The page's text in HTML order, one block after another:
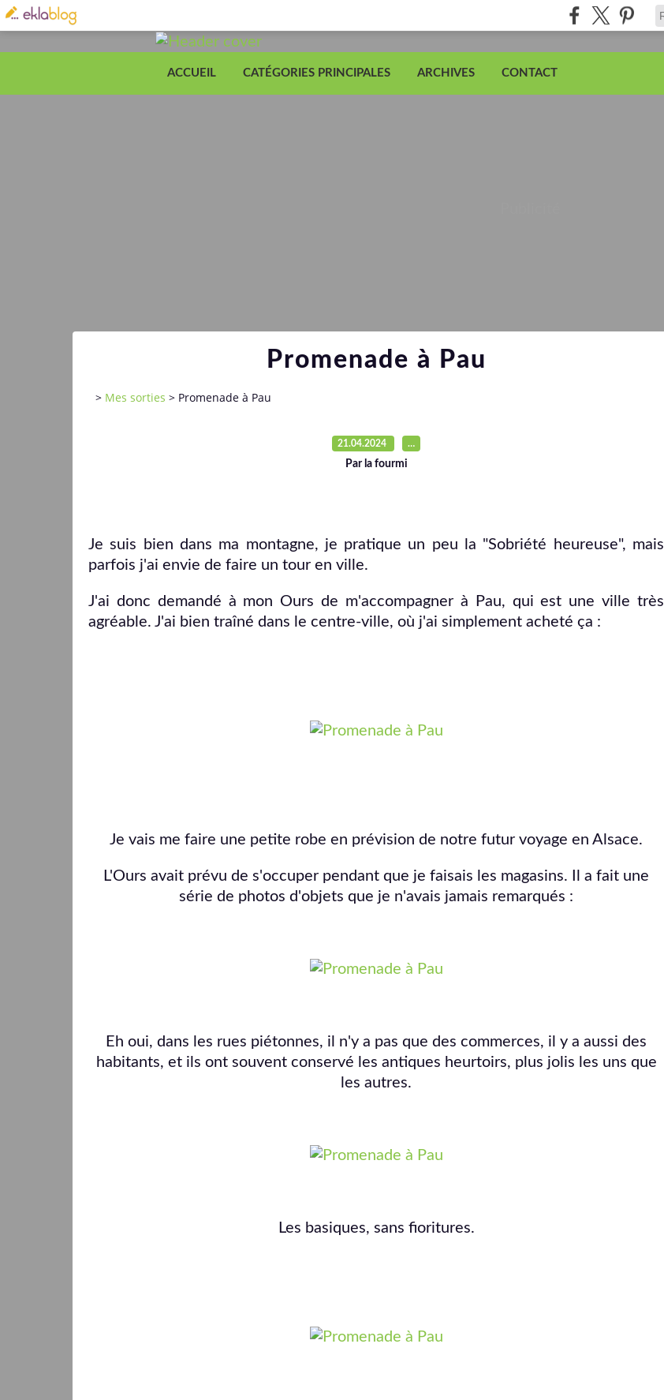
ACCUEIL CATÉGORIES PRINCIPALES ARCHIVES CONTACT
Promenade à Pau
> Mes sorties > Promenade à Pau
21.04.2024 …
Par la fourmi
Je suis bien dans ma montagne, je pratique un peu la "Sobriété heureuse", mais
parfois j'ai envie de faire un tour en ville.
J'ai donc demandé à mon Ours de m'accompagner à Pau, qui est une ville très
agréable. J'ai bien traîné dans le centre-ville, où j'ai simplement acheté ça :
Je vais me faire une petite robe en prévision de notre futur voyage en Alsace.
L'Ours avait prévu de s'occuper pendant que je faisais les magasins. Il a fait une
série de photos d'objets que je n'avais jamais remarqués :
Eh oui, dans les rues piétonnes, il n'y a pas que des commerces, il y a aussi des
habitants, et ils ont souvent conservé les antiques heurtoirs, plus jolis les uns que
les autres.
Les basiques, sans fioritures.